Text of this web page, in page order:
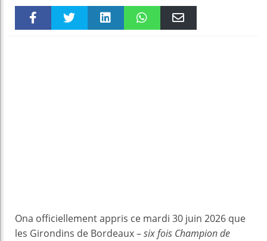
Ona officiellement appris ce mardi 30 juin 2026 que
les Girondins de Bordeaux –six fois Champion de